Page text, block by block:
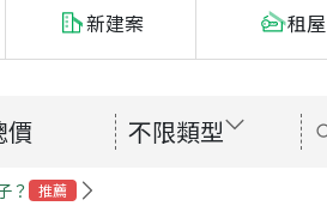
新建案 租屋
價 不限類型
？ 推薦